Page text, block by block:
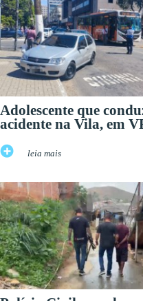
Adolescente que
acidente na Vila, em
leia mais